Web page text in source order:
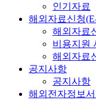
인기자료
해외자료신청
해외자료
비용지원
해외자료
공지사항
공지사항
해외전자정보